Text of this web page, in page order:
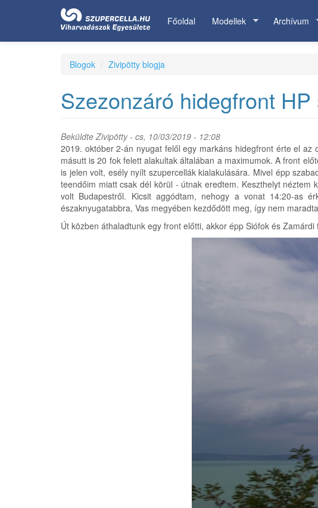
Főoldal Modellek Archívum
Blogok Zivipötty blogja
Szezonzáró hidegfront
BeküldteZivipötty- cs, 10/03/2019 - 12:08
2019. október 2-án nyugat felől egy markáns hidegfront érte el
másutt is 20 fok felett alakultak általában a maximumok. A front
is jelen volt, esély nyílt szupercellák kialakulására. Mivel épp
teendőim miatt csak dél körül - útnak eredtem. Keszthelyt
volt Budapestről. Kicsit aggódtam, nehogy a vonat 14:20-as
északnyugatabbra, Vas megyében kezdődött meg, így nem
Út közben áthaladtunk egy front előtti, akkor épp Siófok és